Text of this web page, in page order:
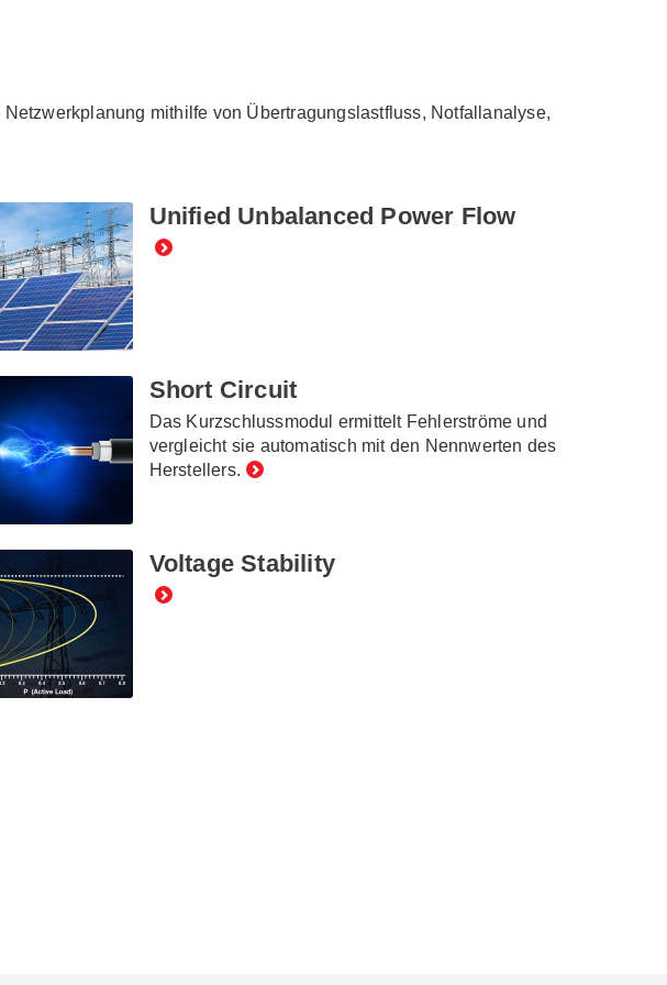
mithilfe von Übertragungslastfluss, Notfallanalyse,
Unified Unbalanced Power Flow
Short Circuit
Das Kurzschlussmodul ermittelt Fehlerströme und
vergleicht sie automatisch mit den Nennwerten des
Herstellers.
Voltage Stability